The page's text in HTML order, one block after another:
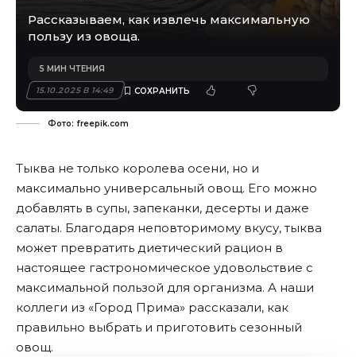
Рассказываем, как извлечь максимальную
пользу из овоща.
15.10.2025 В 14:49
5 МИН ЧТЕНИЯ
Фото: freepik.com
Тыква не только королева осени, но и
максимально универсальный овощ. Его можно
добавлять в супы, запеканки, десерты и даже
салаты. Благодаря неповторимому вкусу, тыква
может превратить диетический рацион в
настоящее гастрономическое удовольствие с
максимальной пользой для организма. А наши
коллеги из «Город Прима» рассказали, как
правильно выбрать и приготовить сезонный
овощ.